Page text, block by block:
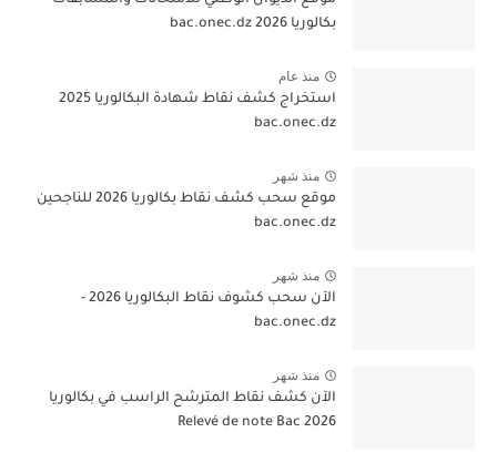
بكالوريا 2026 bac.onec.dz
منذ عام
استخراج كشف نقاط شهادة البكالوريا 2025
bac.onec.dz
منذ شهر
موقع سحب كشف نقاط بكالوريا 2026 للناجحين
bac.onec.dz
منذ شهر
الآن سحب كشوف نقاط البكالوريا 2026 -
bac.onec.dz
منذ شهر
الآن كشف نقاط المترشح الراسب في بكالوريا
2026 Relevé de note Bac